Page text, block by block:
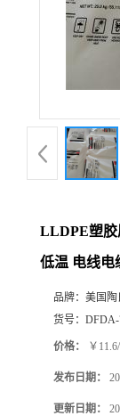
LLDPE塑胶
低温 电线电
品牌： 美国陶
货号： DFDA-
价格： ￥
发布日期：
更新日期：